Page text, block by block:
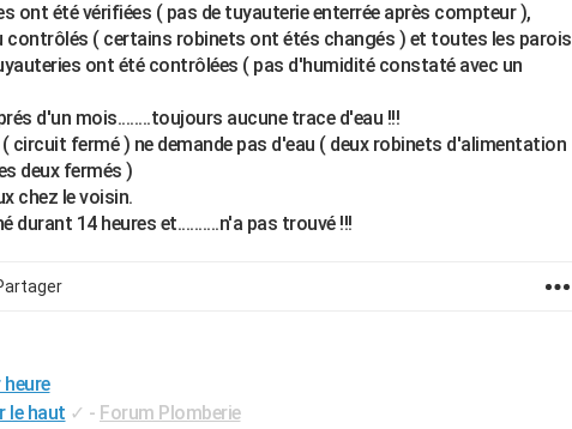
ont été vérifiées ( pas de tuyauterie enterrée après compteur ),
contrôlés ( certains robinets ont étés changés ) et toutes les parois
ont été contrôlées ( pas d'humidité constaté avec un
d'un mois........toujours aucune trace d'eau !!!
circuit fermé ) ne demande pas d'eau ( deux robinets d'alimentation
deux fermés )
chez le voisin.
durant 14 heures et..........n'a pas trouvé !!!
le haut ✓ - Forum Plomberie